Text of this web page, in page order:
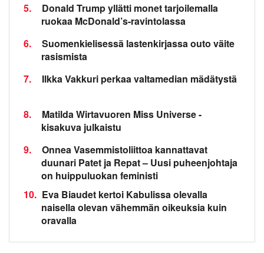
5.
Donald Trump yllätti monet tarjoilemalla
ruokaa McDonald’s-ravintolassa
6.
Suomenkielisessä lastenkirjassa outo väite
rasismista
7.
Ilkka Vakkuri perkaa valtamedian mädätystä
8.
Matilda Wirtavuoren Miss Universe -
kisakuva julkaistu
9.
Onnea Vasemmistoliittoa kannattavat
duunari Patet ja Repat – Uusi puheenjohtaja
on huippuluokan feministi
10. Eva Biaudet kertoi Kabulissa olevalla
naisella olevan vähemmän oikeuksia kuin
oravalla